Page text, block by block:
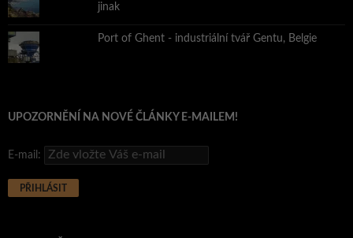
jinak
Port of Ghent - industriální tvář Gentu, Belgie
UPOZORNĚNÍ NA NOVÉ ČLÁNKY E-MAILEM!
E-mail: